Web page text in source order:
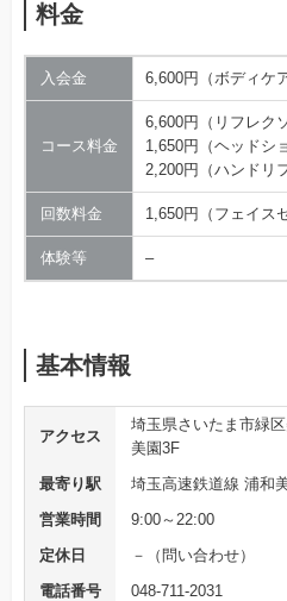
料金
入会金 6,600円（ボディケア
コース料金
6,600円（リフレク
1,650円（ヘッドシ
2,200円（ハンドリ
回数料金 1,650円（フェイス
体験等 –
基本情報
アクセス
埼玉県さいたま市緑
美園3F
最寄り駅
埼玉高速鉄道線 浦和
営業時間
9:00～22:00
定休日
－（問い合わせ）
電話番号
048-711-2031